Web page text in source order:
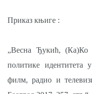
Приказ књиге :
„Весна Ђукић, (Ка)Ко
политике идентитета
филм, радио и